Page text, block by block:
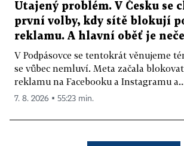
Utajený problém. V Česku se
první volby, kdy sítě blokují
reklamu. A hlavní oběť je
V Podpásovce se tentokrát věnujeme
se vůbec nemluví. Meta začala
reklamu na Facebooku a Instagramu
7. 8. 2026 ▪ 55:23 min.